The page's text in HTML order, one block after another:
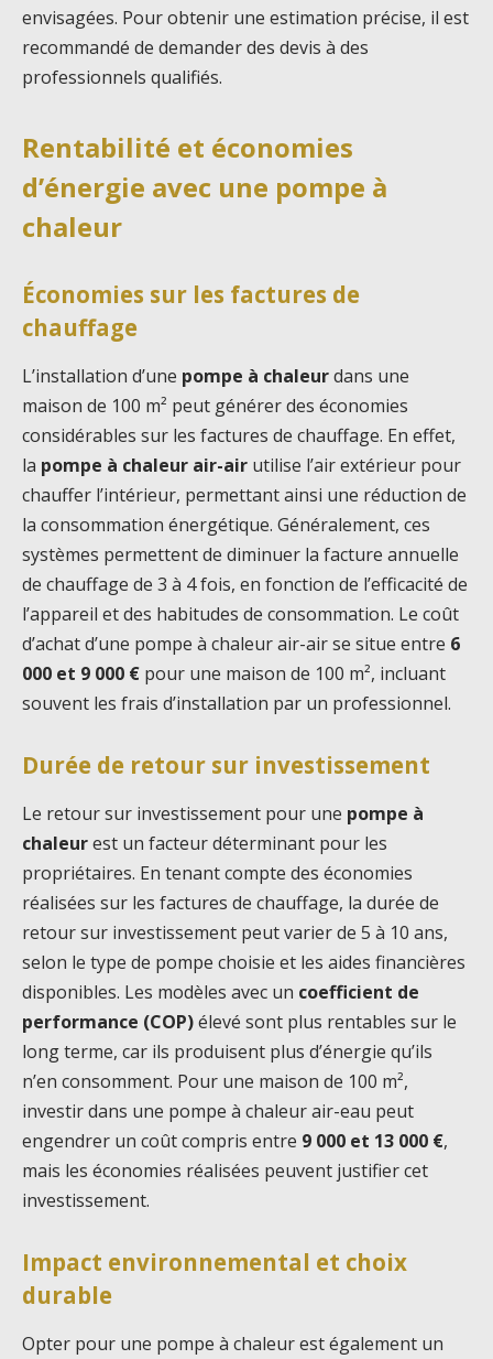
envisagées. Pour obtenir une estimation précise, il est
recommandé de demander des devis à des
professionnels qualifiés.
Rentabilité et économies
d’énergie avec une pompe à
chaleur
Économies sur les factures de
chauffage
L’installation d’une pompe à chaleurdans une
maison de 100 m² peut générer des économies
considérables sur les factures de chauffage. En effet,
la pompe à chaleur air-air utilise l’air extérieur pour
chauffer l’intérieur, permettant ainsi une réduction de
la consommation énergétique. Généralement, ces
systèmes permettent de diminuer la facture annuelle
de chauffage de 3 à 4 fois, en fonction de l’efficacité de
l’appareil et des habitudes de consommation. Le coût
d’achat d’une pompe à chaleur air-air se situe entre 6
000 et 9 000 € pour une maison de 100 m², incluant
souvent les frais d’installation par un professionnel.
Durée de retour sur investissement
Le retour sur investissement pour une pompe à
chaleurest un facteur déterminant pour les
propriétaires. En tenant compte des économies
réalisées sur les factures de chauffage, la durée de
retour sur investissement peut varier de 5 à 10 ans,
selon le type de pompe choisie et les aides financières
disponibles. Les modèles avec un coefficient de
performance (COP)élevé sont plus rentables sur le
long terme, car ils produisent plus d’énergie qu’ils
n’en consomment. Pour une maison de 100 m²,
investir dans une pompe à chaleur air-eau peut
engendrer un coût compris entre 9 000 et 13 000 €,
mais les économies réalisées peuvent justifier cet
investissement.
Impact environnemental et choix
durable
Opter pour une pompe à chaleur est également un